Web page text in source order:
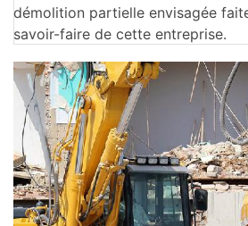
démolition partielle envisagée
savoir-faire de cette entreprise.